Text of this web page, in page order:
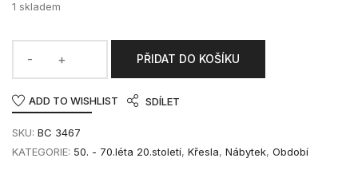
1 skladem
PŘIDAT DO KOŠÍKU
ADD TO WISHLIST SDÍLET
SKU: BC 3467
KATEGORIE: 50. - 70.léta 20.století, Křesla, Nábytek, Období